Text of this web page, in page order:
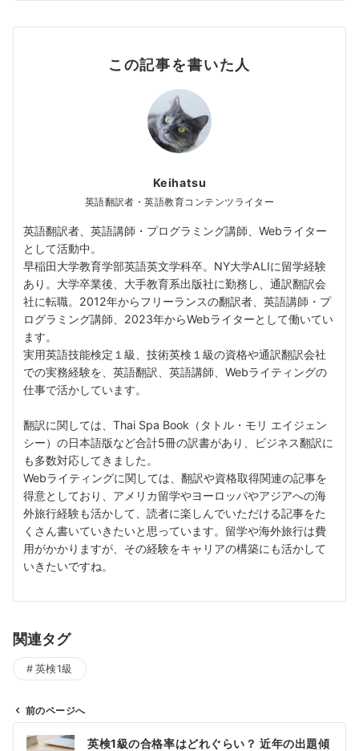
この記事を書いた人
Keihatsu
英語翻訳者・英語教育コンテンツライター
英語翻訳者、英語講師・プログラミング講師、Webライター
として活動中。
早稲田大学教育学部英語英文学科卒。NY大学ALIに留学経験
あり。大学卒業後、大手教育系出版社に勤務し、通訳翻訳会
社に転職。2012年からフリーランスの翻訳者、英語講師・プ
ログラミング講師、2023年からWebライターとして働いてい
ます。
実用英語技能検定１級、技術英検１級の資格や通訳翻訳会社
での実務経験を、英語翻訳、英語講師、Webライティングの
仕事で活かしています。
翻訳に関しては、Thai Spa Book（タトル・モリ エイジェン
シー）の日本語版など合計5冊の訳書があり、ビジネス翻訳に
も多数対応してきました。
Webライティングに関しては、翻訳や資格取得関連の記事を
得意としており、アメリカ留学やヨーロッパやアジアへの海
外旅行経験も活かして、読者に楽しんでいただける記事をた
くさん書いていきたいと思っています。留学や海外旅行は費
用がかかりますが、その経験をキャリアの構築にも活かして
いきたいですね。
関連タグ
英検1級
前のページへ
英検1級の合格率はどれぐらい？ 近年の出題傾